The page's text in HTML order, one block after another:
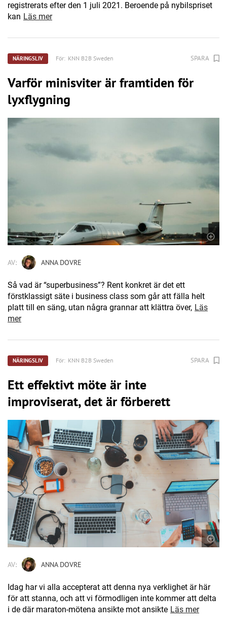
registrerats efter den 1 juli 2021. Beroende på nybilspriset
kan Läs mer
NÄRINGSLIV För: KNN B2B Sweden SPARA
Varför minisviter är framtiden för
lyxflygning
AV: ANNA DOVRE
Så vad är “superbusiness”? Rent konkret är det ett
förstklassigt säte i business class som går att fälla helt
platt till en säng, utan några grannar att klättra över, Läs
mer
NÄRINGSLIV För: KNN B2B Sweden SPARA
Ett effektivt möte är inte
improviserat, det är förberett
AV: ANNA DOVRE
Idag har vi alla accepterat att denna nya verklighet är här
för att stanna, och att vi förmodligen inte kommer att delta
i de där maraton-mötena ansikte mot ansikte Läs mer